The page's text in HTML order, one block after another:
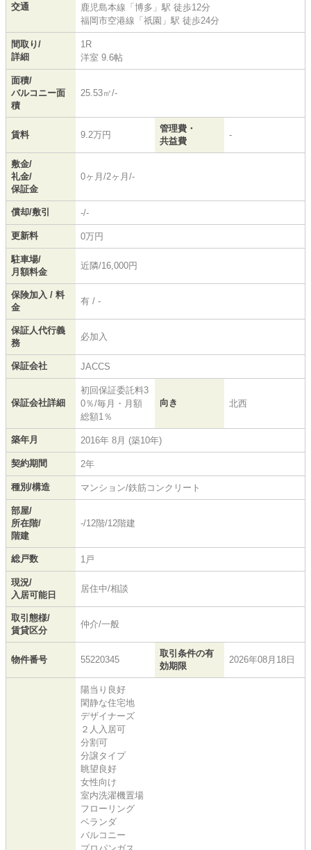
交通
鹿児島本線 「博多 」駅 徒歩12分
福岡市空港線 「祇園 」駅 徒歩24分
間取り/
詳細
1R
洋室 9.6帖
面積/
バルコニー面
積
25.53㎡/-
賃料 9.2万円
管理費・
共益費
-
敷金/
礼金/
保証金
0ヶ月/2ヶ月/-
償却/敷引 -/-
更新料 0万円
駐車場/
月額料金
近隣/16,000円
保険加入 / 料
金
有 / -
保証人代行義
務
必加入
保証会社 JACCS
保証会社詳細
初回保証委託料3
0％/毎月・月額
総額1％
向き 北西
築年月 2016年 8月 (築10年)
契約期間 2年
種別/構造 マンション/鉄筋コンクリート
部屋/
所在階/
階建
-/12階/12階建
総戸数 1戸
現況/
入居可能日
居住中/相談
取引態様/
賃貸区分
仲介/一般
物件番号 55220345
取引条件の有
効期限
2026年08月18日
陽当り良好
閑静な住宅地
デザイナーズ
２人入居可
分割可
分譲タイプ
眺望良好
女性向け
室内洗濯機置場
フローリング
ベランダ
バルコニー